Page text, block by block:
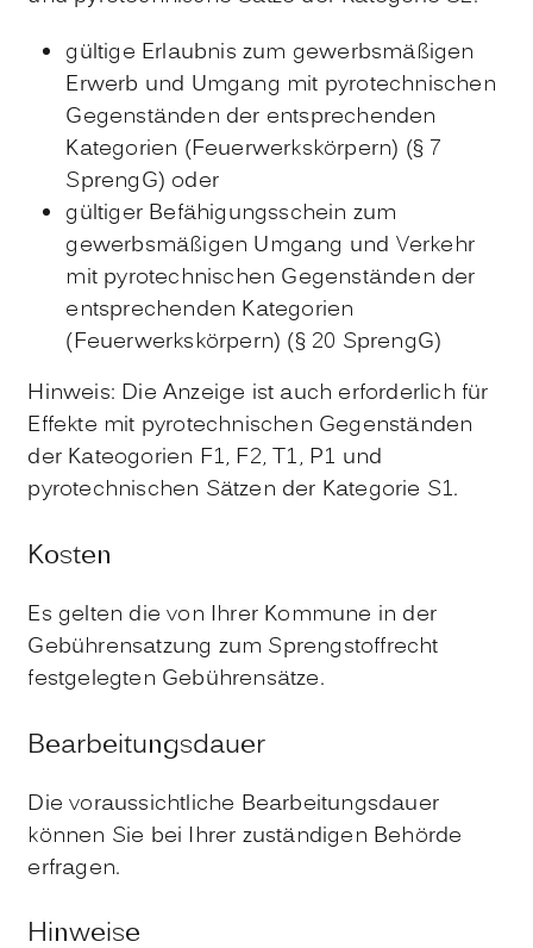
gültige Erlaubnis zum gewerbsmäßigen
Erwerb und Umgang mit pyrotechnischen
Gegenständen der entsprechenden
Kategorien (Feuerwerkskörpern) (§ 7
SprengG) oder
gültiger Befähigungsschein zum
gewerbsmäßigen Umgang und Verkehr
mit pyrotechnischen Gegenständen der
entsprechenden Kategorien
(Feuerwerkskörpern) (§ 20 SprengG)
Hinweis: Die Anzeige ist auch erforderlich für
Effekte mit pyrotechnischen Gegenständen
der Kateogorien F1, F2, T1, P1 und
pyrotechnischen Sätzen der Kategorie S1.
Kosten
Es gelten die von Ihrer Kommune in der
Gebührensatzung zum Sprengstoffrecht
festgelegten Gebührensätze.
Bearbeitungsdauer
Die voraussichtliche Bearbeitungsdauer
können Sie bei Ihrer zuständigen Behörde
erfragen.
Hinweise